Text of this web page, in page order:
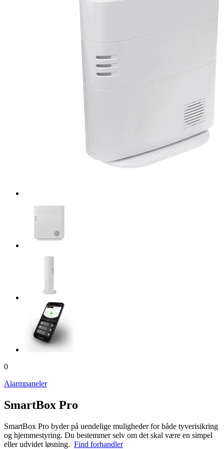
0
Alarmpaneler
SmartBox Pro
SmartBox Pro byder på uendelige muligheder for både tyverisikring
og hjemmestyring. Du bestemmer selv om det skal være en simpel
eller udvidet løsning. Find forhandler